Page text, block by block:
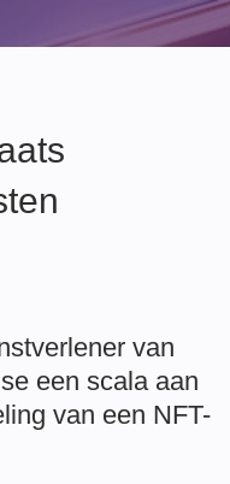
van
een scala aan
van een NFT-